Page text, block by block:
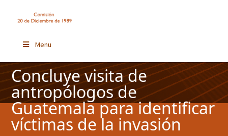
Menu
Concluye visita de
antropólogos de
Guatemala para identificar
víctimas de la invasión